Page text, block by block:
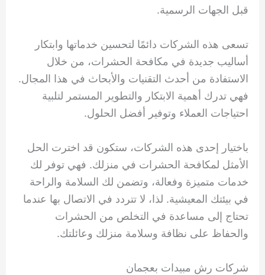
قبل الجهات الرسمية.
تسعى هذه الشركات دائمًا لتحسين خدماتها وابتكار
أساليب جديدة في مكافحة الحشرات، من خلال
الاستفادة من أحدث التقنيات والأبحاث في هذا المجال.
فهي تدرك أهمية الابتكار والتطوير المستمر لتلبية
احتياجات العملاء وتوفير أفضل الحلول.
باختيار إحدى هذه الشركات، ستكون قد اخترت الحل
الأمثل لمكافحة الحشرات في منزلك. فهي توفر لك
خدمات متميزة وفعالة، وتضمن لك السلامة والراحة
في بيئتك المعيشية. لذا، لا تتردد في الاتصال بها عندما
تحتاج إلى مساعدة في التخلص من الحشرات
والحفاظ على نظافة وسلامة منزلك وعائلتك.
شركات رش مبيدات بعجمان